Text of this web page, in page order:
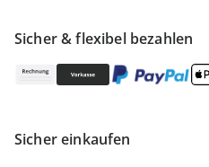
Sicher & flexibel bezahlen
Sicher einkaufen